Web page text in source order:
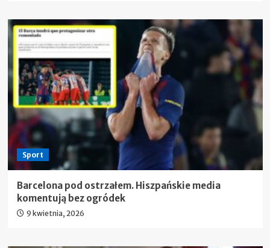
Sport
Barcelona pod ostrzałem. Hiszpańskie media
komentują bez ogródek
9 kwietnia, 2026